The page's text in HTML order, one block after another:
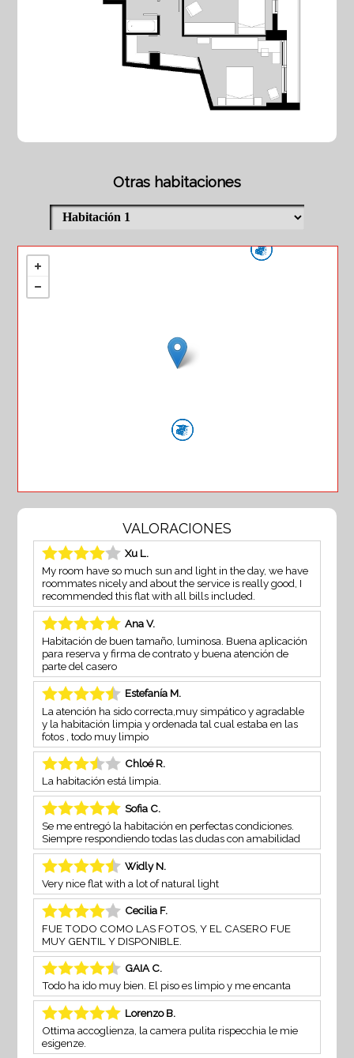
Otras habitaciones
VALORACIONES
Xu L.
My room have so much sun and light in the day, we have
roommates nicely and about the service is really good, I
recommended this flat with all bills included.
Ana V.
Habitación de buen tamaño, luminosa. Buena aplicación
para reserva y firma de contrato y buena atención de
parte del casero
Estefanía M.
La atención ha sido correcta,muy simpático y agradable
y la habitación limpia y ordenada tal cual estaba en las
fotos , todo muy limpio
Chloé R.
La habitación está limpia.
Sofia C.
Se me entregó la habitación en perfectas condiciones.
Siempre respondiendo todas las dudas con amabilidad
Widly N.
Very nice flat with a lot of natural light
Cecilia F.
FUE TODO COMO LAS FOTOS, Y EL CASERO FUE
MUY GENTIL Y DISPONIBLE.
GAIA C.
Todo ha ido muy bien. El piso es limpio y me encanta
Lorenzo B.
Ottima accoglienza, la camera pulita rispecchia le mie
esigenze.